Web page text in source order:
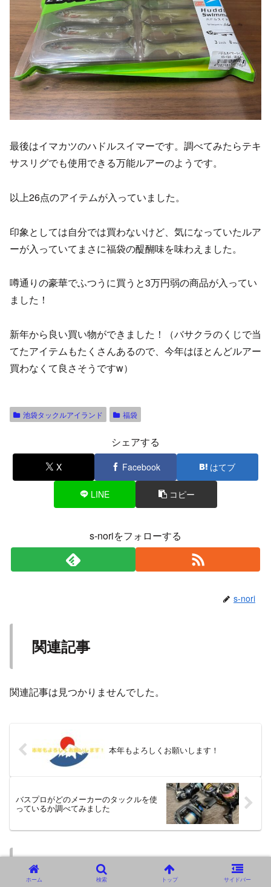
最後はイマカツのハドルスイマーです。調べてみたらテキ
サスリグでも使用できる万能ルアーのようです。
以上26点のアイテムが入っていました。
印象としては自分では買わないけど、気になっていたルア
ーが入っていてまさに福袋の醍醐味を味わえました。
噂通りの豪華でふつうに買うと3万円弱の商品が入ってい
ました！
新年から良い買い物ができました！（バサクラのくじで当
てたアイテムもたくさんあるので、今年はほとんどルアー
買わなくて良さそうですw）
池袋タックルアイランド 福袋
シェアする
X Facebook はてブ
LINE コピー
s-noriをフォローする
s-nori
関連記事
関連記事は見つかりませんでした。
本年もよろしくお願いします！
バスプロがどのメーカーのタックルを使
っているか調べてみました
コメント
ホーム 検索 トップ サイドバー